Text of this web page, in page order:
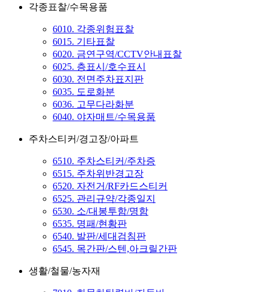
각종표찰/수목용품
6010. 각종위험표찰
6015. 기타표찰
6020. 금연구역/CCTV안내표찰
6025. 층표시/호수표시
6030. 전면주차표지판
6035. 도로화분
6036. 고무다라화분
6040. 야자매트/수목용품
주차스티커/경고장/아파트
6510. 주차스티커/주차증
6515. 주차위반경고장
6520. 자전거/RF카드스티커
6525. 관리규약/각종일지
6530. 소/대봉투함/명함
6535. 명패/현황판
6540. 발판/세대검침판
6545. 목간판/스텐,아크릴간판
생활/철물/농자재